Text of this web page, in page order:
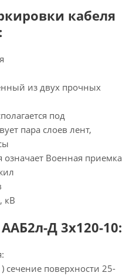
кабеля
из двух прочных
под
пара слоев лент,
Военная приемка
кВ
Д 3х120-10:
сечение поверхности 25-